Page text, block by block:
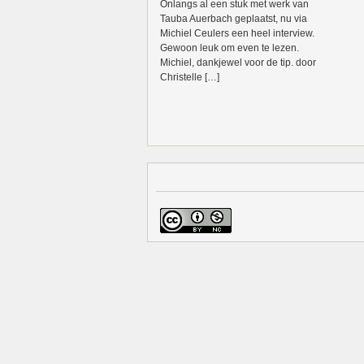
Onlangs al een stuk met werk van
Tauba Auerbach geplaatst, nu via
Michiel Ceulers een heel interview.
Gewoon leuk om even te lezen.
Michiel, dankjewel voor de tip. door
Christelle […]